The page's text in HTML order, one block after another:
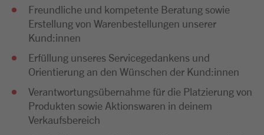
Freundliche und kompetente Beratung sowie
Erstellung von Warenbestellungen unserer
Kund:innen
Erfüllung unseres Servicegedankens und
Orientierung an den Wünschen der Kund:innen
Verantwortungsübernahme für die Platzierung von
Produkten sowie Aktionswaren in deinem
Verkaufsbereich